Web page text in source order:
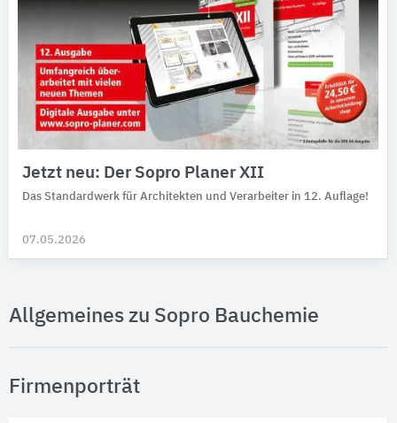
Jetzt neu: Der Sopro Planer XII
Das Standardwerk für Architekten und Verarbeiter in 12. Auflage!
07.05.2026
Allgemeines zu Sopro Bauchemie
Firmenporträt